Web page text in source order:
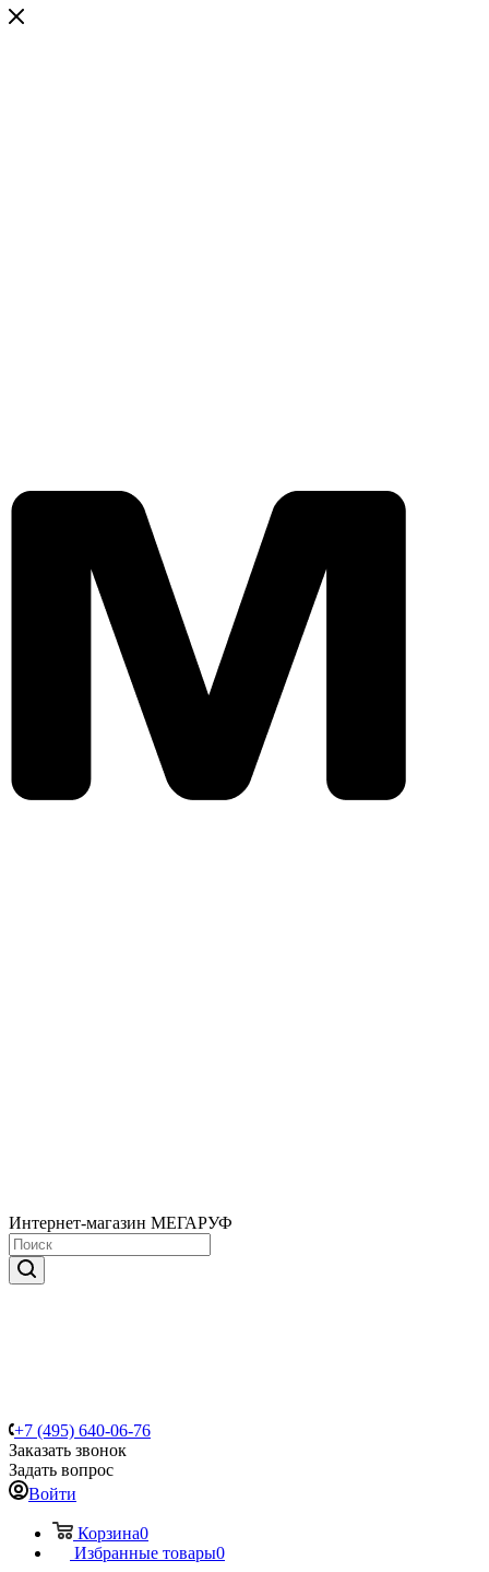
Интернет-магазин МЕГАРУФ
+7 (495) 640-06-76
Заказать звонок
Задать вопрос
Войти
Корзина0
Избранные товары0